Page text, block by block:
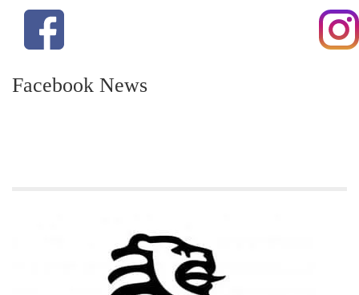
Facebook News